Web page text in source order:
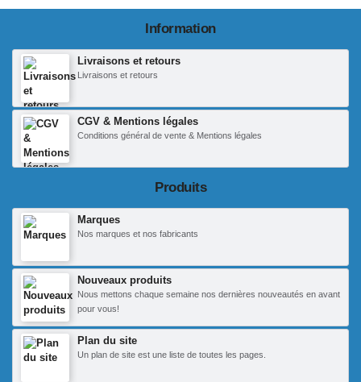
Information
Livraisons et retours
Livraisons et retours
CGV & Mentions légales
Conditions général de vente & Mentions légales
Produits
Marques
Nos marques et nos fabricants
Nouveaux produits
Nous mettons chaque semaine nos dernières nouveautés en avant
pour vous!
Plan du site
Un plan de site est une liste de toutes les pages.